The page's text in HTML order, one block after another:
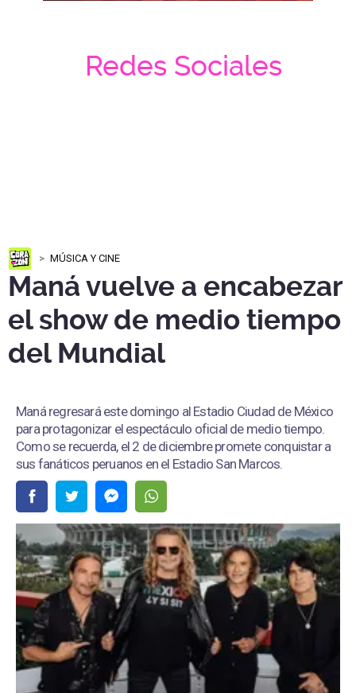
Redes Sociales
MÚSICA Y CINE
Maná vuelve a encabezar
el show de medio tiempo
del Mundial
Maná regresará este domingo al Estadio Ciudad de México
para protagonizar el espectáculo oficial de medio tiempo.
Como se recuerda, el 2 de diciembre promete conquistar a
sus fanáticos peruanos en el Estadio San Marcos.